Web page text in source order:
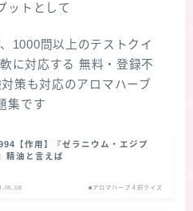
ットとして
1000問以上のテストクイ
に対応する 無料・登録不
策も対応のアロマハーブ
集です
【作用】『ゼラニウム・エジプ
精油と言えば
■アロマハーブ４択クイズ